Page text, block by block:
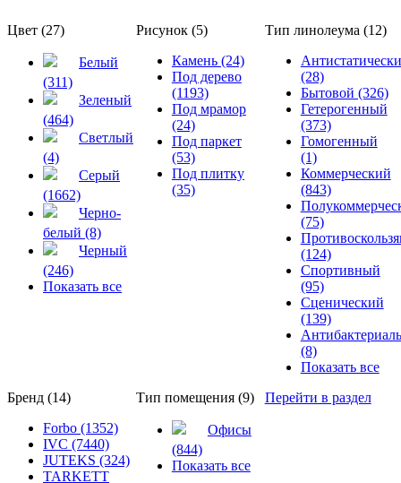
Цвет (27)
Белый
(311)
Зеленый
(464)
Светлый
(4)
Серый
(1662)
Черно-
белый (8)
Черный
(246)
Показать все
Рисунок (5)
Камень (24)
Под дерево
(1193)
Под мрамор
(24)
Под паркет
(53)
Под плитку
(35)
Тип линолеума (12)
(28)
Бытовой (326)
Гетерогенный
(373)
Гомогенный
(1)
Коммерческий
(843)
(75)
(124)
Спортивный
(95)
Сценический
(139)
(8)
Показать все
Бренд (14)
Forbo (1352)
IVC (7440)
JUTEKS (324)
TARKETT
Тип помещения (9)
Офисы
(844)
Показать все
Перейти в раздел